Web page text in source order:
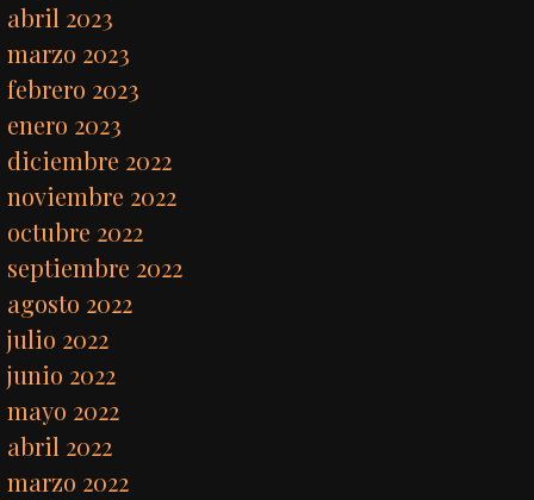
abril 2023
marzo 2023
febrero 2023
enero 2023
diciembre 2022
noviembre 2022
octubre 2022
septiembre 2022
agosto 2022
julio 2022
junio 2022
mayo 2022
abril 2022
marzo 2022